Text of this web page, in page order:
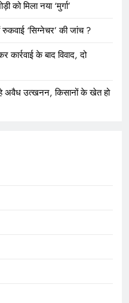
मिला नया ‘मुर्गा’
‘सिग्नेचर’ की जांच ?
के बाद विवाद, दो
उत्खनन, किसानों के खेत हो